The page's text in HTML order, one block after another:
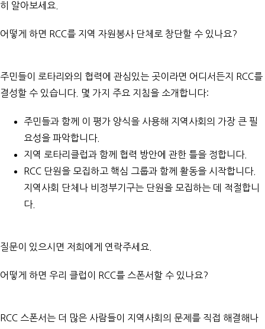
히 알아보세요
어떻게 하면 RCC를 지역 자원봉사 단체로 창단할 수 있나요?
주민들이 로타리와의 협력에 관심있는 곳이라면 어디서든지 RCC를
결성할 수 있습니다. 몇 가지 주요 지침을 소개합니다:
주민들과 함께 이 평가 양식을 사용해 지역사회의 가장 큰 필
요성을 파악합니다.
지역 로타리클럽과 함께 협력 방안에 관한 틀을 정합니다.
RCC 단원을 모집하고 핵심 그룹과 함께 활동을 시작합니다.
지역사회 단체나 비정부기구는 단원을 모집하는 데 적절합니
다.
질문이 있으시면 저희에게 연락주세요
어떻게 하면 우리 클럽이 RCC를 스폰서할 수 있나요?
RCC 스폰서는 더 많은 사람들이 지역사회의 문제를 직접 해결해나